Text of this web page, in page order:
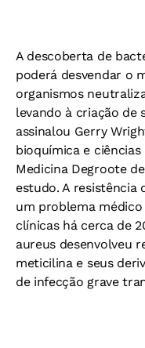
A descoberta de
poderá desvendar o
organismos
levando à criação de
assinalou Gerry
bioquímica e
Medicina Degroote
estudo. A resistência
um problema
clínicas há cerca de
aureus desenvolveu
meticilina e seus
de infecção grave